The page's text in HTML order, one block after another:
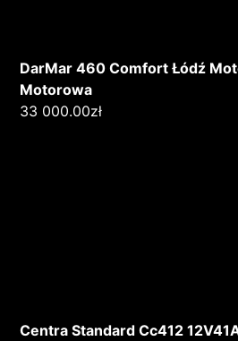
DarMar 460 Comfort Łódź
Motorowa
33 000.00zł
Centra Standard Cc412